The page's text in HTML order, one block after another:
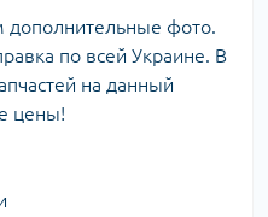
фото.
по всей Украине. В
на данный
цены!